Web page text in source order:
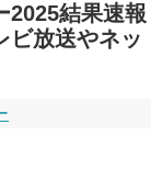
2025結果速報
ビ放送やネッ